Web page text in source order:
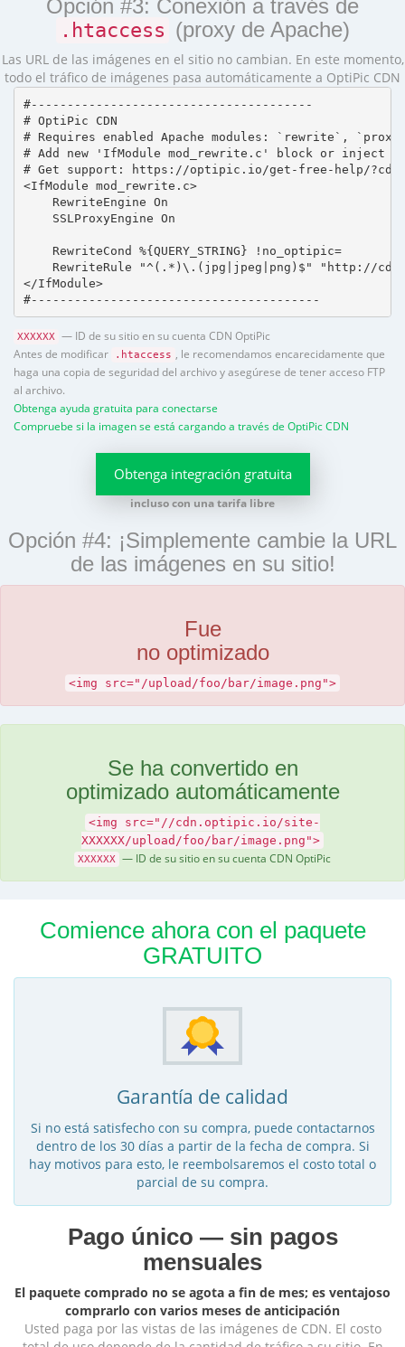
Opción #3: Conexión a través de
.htaccess (proxy de Apache)
Las URL de las imágenes en el sitio no cambian. En este momento,
todo el tráfico de imágenes pasa automáticamente a OptiPic CDN
#---------------------------------------
# OptiPic CDN
# Requires enabled Apache modules: `rewrite`,
# Add new 'IfModule mod_rewrite.c' block or inject
# Get support: https://optipic.io/get-free-help/
<IfModule mod_rewrite.c>
    RewriteEngine On
    SSLProxyEngine On
    RewriteCond %{QUERY_STRING} !no_optipic=
RewriteRule "^(.*)\.(jpg|jpeg|png)$" "http://
</IfModule>
#----------------------------------------
XXXXXX — ID de su sitio en su cuenta CDN OptiPic
Antes de modificar
.htaccess
, le recomendamos encarecidamente que
haga una copia de seguridad del archivo y asegúrese de tener acceso FTP
al archivo.
Obtenga ayuda gratuita para conectarse
Compruebe si la imagen se está cargando a través de OptiPic CDN
Obtenga integración gratuita
incluso con una tarifa libre
Opción #4: ¡Simplemente cambie la URL
de las imágenes en su sitio!
Fue
no optimizado
<img src="/upload/foo/bar/image.png">
Se ha convertido en
optimizado automáticamente
<img src="//cdn.optipic.io/site-
XXXXXX/upload/foo/bar/image.png">
XXXXXX — ID de su sitio en su cuenta CDN OptiPic
Comience ahora con el paquete
GRATUITO
Garantía de calidad
Si no está satisfecho con su compra, puede contactarnos
dentro de los 30 días a partir de la fecha de compra. Si
hay motivos para esto, le reembolsaremos el costo total o
parcial de su compra.
Pago único — sin pagos
mensuales
El paquete comprado no se agota a fin de mes; es ventajoso
comprarlo con varios meses de anticipación
Usted paga por las vistas de las imágenes de CDN. El costo